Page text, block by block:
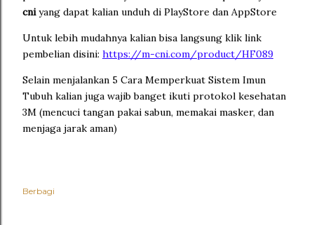
cni yang dapat kalian unduh di PlayStore dan AppStore
Untuk lebih mudahnya kalian bisa langsung klik link
pembelian disini: https://m-cni.com/product/HF089
Selain menjalankan 5 Cara Memperkuat Sistem Imun
Tubuh kalian juga wajib banget ikuti protokol kesehatan
3M (mencuci tangan pakai sabun, memakai masker, dan
menjaga jarak aman)
Berbagi